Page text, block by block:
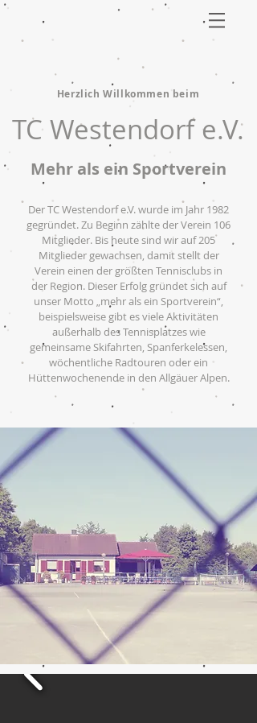
Herzlich Willkommen beim
TC Westendorf e.V.
Mehr als ein Sportverein
Der TC Westendorf e.V. wurde im Jahr 1982
gegründet. Zu Beginn zählte der Verein 106
Mitglieder. Bis heute sind wir auf 205
Mitglieder gewachsen, damit stellt der
Verein einen der größten Tennisclubs in
der Region. Dieser Erfolg gründet sich auf
unser Motto „mehr als ein Sportverein“,
beispielsweise gibt es viele Aktivitäten
außerhalb des Tennisplatzes wie
gemeinsame Skifahrten, Spanferkelessen,
wöchentliche Radtouren oder ein
Hüttenwochenende in den Allgäuer Alpen.